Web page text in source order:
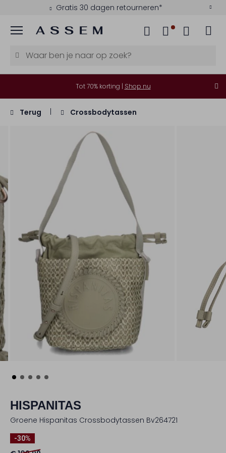
Gratis 30 dagen retourneren*
Menu
Tot 70% korting | Shop nu
Terug Crossbodytassen
HISPANITAS
Groene Hispanitas Crossbodytassen Bv264721
-30%